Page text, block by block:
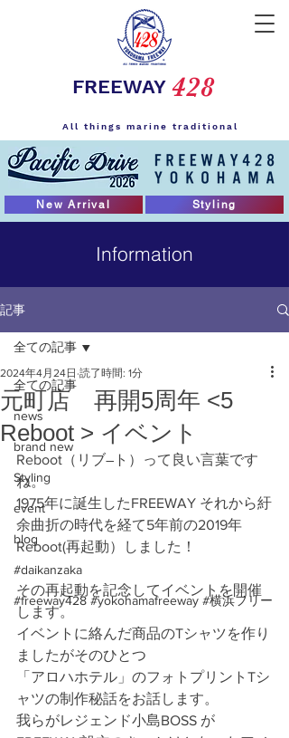
FREEWAY
All things marine traditional
428
New Arrival Styling
Information
記事
全ての記事
news
brand new
Styling
event
blog
#daikanzaka
#freeway428 #yokohamafreeway #横浜フリー
全ての記事
元町店 再開5周年 <5
Reboot > イベント
2024年4月24日 読了時間: 1分
Reboot（リブ―ト）って良い言葉です
ね。
1975年に誕生したFREEWAY それから紆
余曲折の時代を経て5年前の2019年
Reboot(再起動）しました！
その再起動を記念してイベントを開催
します。
イベントに絡んだ商品のTシャツを作り
ましたがそのひとつ
「アロハホテル」のフォトプリントTシ
ャツの制作秘話をお話します。
我らがレジェンド小島BOSS が